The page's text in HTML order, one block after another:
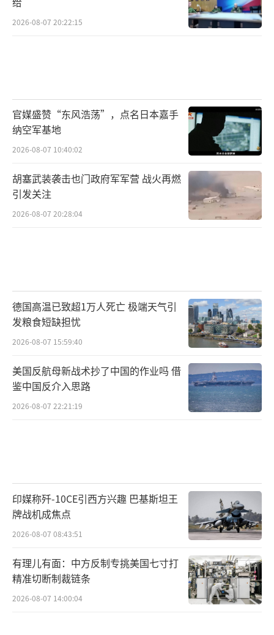
而在去年6月，巴基斯坦总理办公室甚至直
接公开，已经决定采购歼-35AE，当时这事传得
沸沸扬扬，但似乎没什么下文，然后就被印度
人跳出来各种说是谣言。
巴基斯坦选择歼-35的理由，说穿了就两个
字：刚需、好用。去年5月7日的印巴空战中，
喜悦之余，巴方也看清了一个现实，现有
的歼-10CE机队足以压制印度四代机，但如果印
度继续扩军，光靠同代机的质量优势就应付不
划，巴基斯坦需要一种能在代际上直接碾压对
手的装备，而歼-35A恰好就是这个答案。
从技术参数看，歼-35A双发设计、内置弹
舱、雷达反射截面据称低至0.01平方米级别，
2026-08-07 20:22:15
官媒盛赞“东风浩荡”，点名日本嘉手
纳空军基地
2026-08-07 10:40:02
胡塞武装袭击也门政府军军营 战火再燃
引发关注
2026-08-07 20:28:04
德国高温已致超1万人死亡 极端天气引
发粮食短缺担忧
2026-08-07 15:59:40
美国反航母新战术抄了中国的作业吗 借
鉴中国反介入思路
2026-08-07 22:21:19
印媒称歼-10CE引西方兴趣 巴基斯坦王
牌战机成焦点
2026-08-07 08:43:51
有理儿有面：中方反制专挑美国七寸打
精准切断制裁链条
2026-08-07 14:00:04